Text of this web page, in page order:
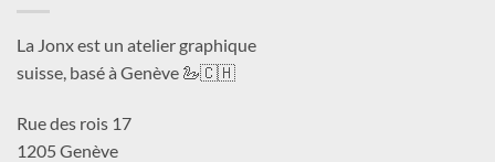
La Jonx est un atelier graphique
suisse, basé à Genève 🦢🇨🇭
Rue des rois 17
1205 Genève